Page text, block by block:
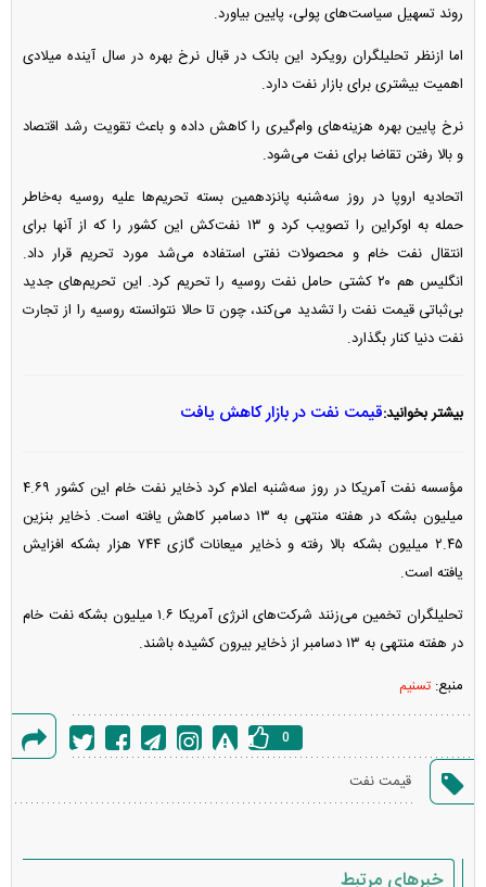
روند تسهیل سیاست‌های پولی، پایین بیاورد.
اما ازنظر تحلیلگران رویکرد این بانک در قبال نرخ بهره در سال آینده میلادی
اهمیت بیشتری برای بازار نفت دارد.
نرخ پایین بهره هزینه‌های وام‌گیری را کاهش داده و باعث تقویت رشد اقتصاد
و بالا رفتن تقاضا برای نفت می‌شود.
اتحادیه اروپا در روز سه‌شنبه پانزدهمین بسته تحریم‌ها علیه روسیه به‌خاطر
حمله به اوکراین را تصویب کرد و ۱۳ نفت‌کش این کشور را که از آنها برای
انتقال نفت خام و محصولات نفتی استفاده می‌شد مورد تحریم قرار داد.
انگلیس هم ۲۰ کشتی حامل نفت روسیه را تحریم کرد. این تحریم‌های جدید
بی‌ثباتی قیمت نفت را تشدید می‌کند، چون تا حالا نتوانسته روسیه را از تجارت
نفت دنیا کنار بگذارد.
بیشتر بخوانید:قیمت نفت در بازار کاهش یافت
مؤسسه نفت آمریکا در روز سه‌شنبه اعلام کرد ذخایر نفت خام این کشور ۴.۶۹
میلیون بشکه در هفته منتهی به ۱۳ دسامبر کاهش یافته است. ذخایر بنزین
۲.۴۵ میلیون بشکه بالا رفته و ذخایر میعانات گازی ۷۴۴ هزار بشکه افزایش
یافته است.
تحلیلگران تخمین می‌زنند شرکت‌های انرژی آمریکا ۱.۶ میلیون بشکه نفت خام
در هفته منتهی به ۱۳ دسامبر از ذخایر بیرون کشیده باشند.
منبع: تسنیم
خطا
0
قیمت نفت